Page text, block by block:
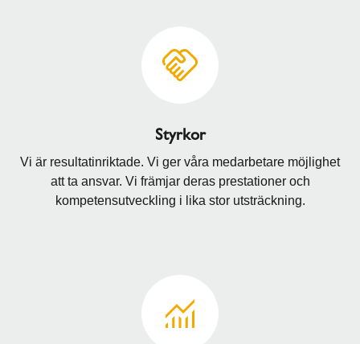
Styrkor
Vi är resultatinriktade. Vi ger våra medarbetare möjlighet
att ta ansvar. Vi främjar deras prestationer och
kompetensutveckling i lika stor utsträckning.